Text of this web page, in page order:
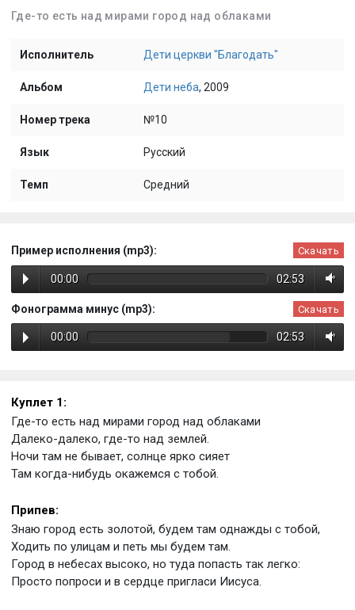
Где-то есть над мирами город над облаками
Исполнитель Дети церкви "Благодать"
Альбом Дети неба, 2009
Номер трека №10
Язык Русский
Темп Средний
Пример исполнения (mp3): Скачать
00:00 02:53
Фонограмма минус (mp3): Скачать
00:00 02:53
Куплет 1:
Где-то есть над мирами город над облаками
Далеко-далеко, где-то над землей.
Ночи там не бывает, солнце ярко сияет
Там когда-нибудь окажемся с тобой.
Припев:
Знаю город есть золотой, будем там однажды с тобой,
Ходить по улицам и петь мы будем там.
Город в небесах высоко, но туда попасть так легко:
Просто попроси и в сердце пригласи Иисуса.